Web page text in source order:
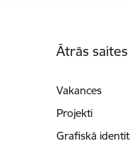
Ātrās saites
Vakances
Projekti
Grafiskā